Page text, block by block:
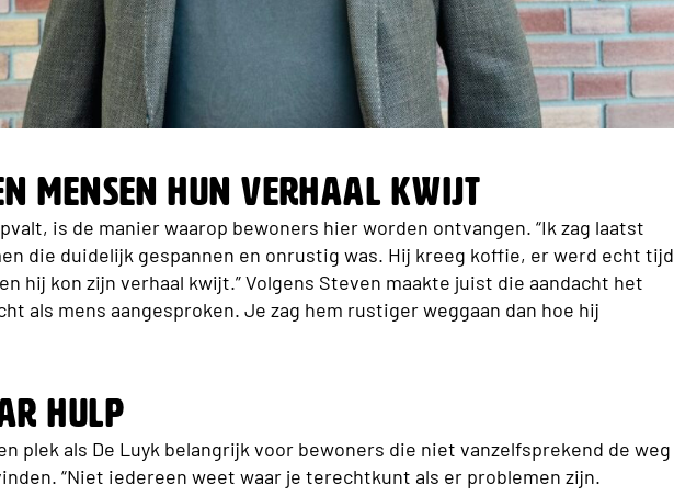
mensen hun verhaal kwijt
is de manier waarop bewoners hier worden ontvangen. “Ik zag laatst
die duidelijk gespannen en onrustig was. Hij kreeg koffie, er werd echt tijd
hij kon zijn verhaal kwijt.” Volgens Steven maakte juist die aandacht het
als mens aangesproken. Je zag hem rustiger weggaan dan hoe hij
hulp
plek als De Luyk belangrijk voor bewoners die niet vanzelfsprekend de weg
“Niet iedereen weet waar je terechtkunt als er problemen zijn.